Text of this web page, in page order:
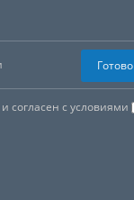
и согласен с условиями
Готово